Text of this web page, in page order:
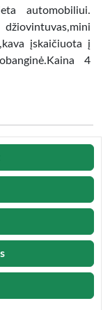
automobiliui.
įskaičiuota į
4